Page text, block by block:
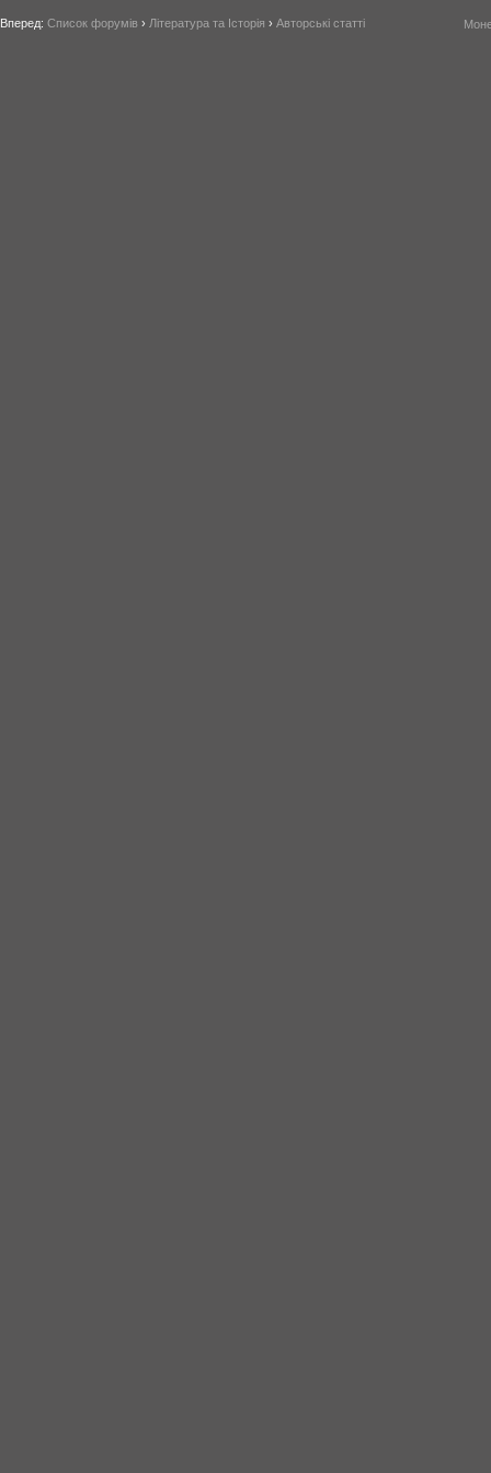
Вперед: Список форумів › Література та Історія › Авторські статті